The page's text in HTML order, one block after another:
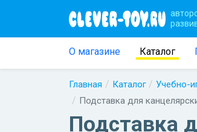
О магазине Каталог
Главная Каталог Учебно-
Подставка для
Подставка